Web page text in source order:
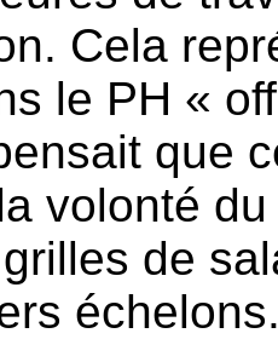
Cela
le PH «
que
volonté
de